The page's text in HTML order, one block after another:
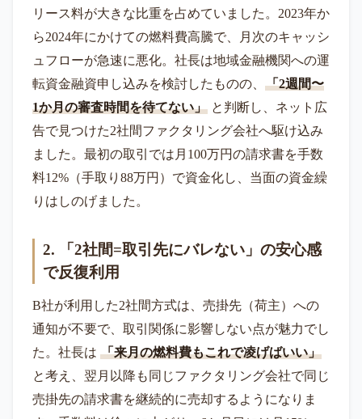
リース料が大きな比重を占めていました。2023年か
ら2024年にかけての燃料費高騰で、月次のキャッシ
ュフローが急速に悪化。社長は地域金融機関への運
転資金融資申し込みを検討したものの、 「2週間〜
1か月の審査時間を待てない」と判断し、ネット広
告で見つけた2社間ファクタリング会社へ駆け込み
ました。最初の取引では月100万円の請求書を手数
料12%（手取り88万円）で資金化し、当面の資金繰
りはしのげました。
2. 「2社間=取引先にバレない」の安心感
で反復利用
B社が利用した2社間方式は、売掛先（荷主）への
通知が不要で、取引関係に影響しない点が魅力でし
た。社長は 「来月の燃料費もこれで凌げばいい」
と考え、翌月以降も同じファクタリング会社で同じ
売掛先の請求書を継続的に売却するようになりま